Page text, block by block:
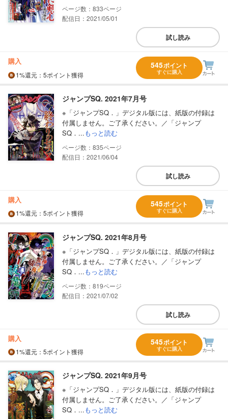
833
配信日：2021/05/01
試し読み
購入
1%還元 ：5ポイント獲得
545ポイント
すぐに購入
ジャンプSQ. 2021年7月号
※「ジャンプSQ．」デジタル版には、紙版の付録は
付属しません。ご了承ください。／「ジャンプ
SQ．...もっと読む
835
配信日：2021/06/04
試し読み
購入
1%還元 ：5ポイント獲得
545ポイント
すぐに購入
ジャンプSQ. 2021年8月号
※「ジャンプSQ．」デジタル版には、紙版の付録は
付属しません。ご了承ください。／「ジャンプ
SQ．...もっと読む
819
配信日：2021/07/02
試し読み
購入
1%還元 ：5ポイント獲得
545ポイント
すぐに購入
ジャンプSQ. 2021年9月号
※「ジャンプSQ．」デジタル版には、紙版の付録は
付属しません。ご了承ください。／「ジャンプ
SQ．...もっと読む